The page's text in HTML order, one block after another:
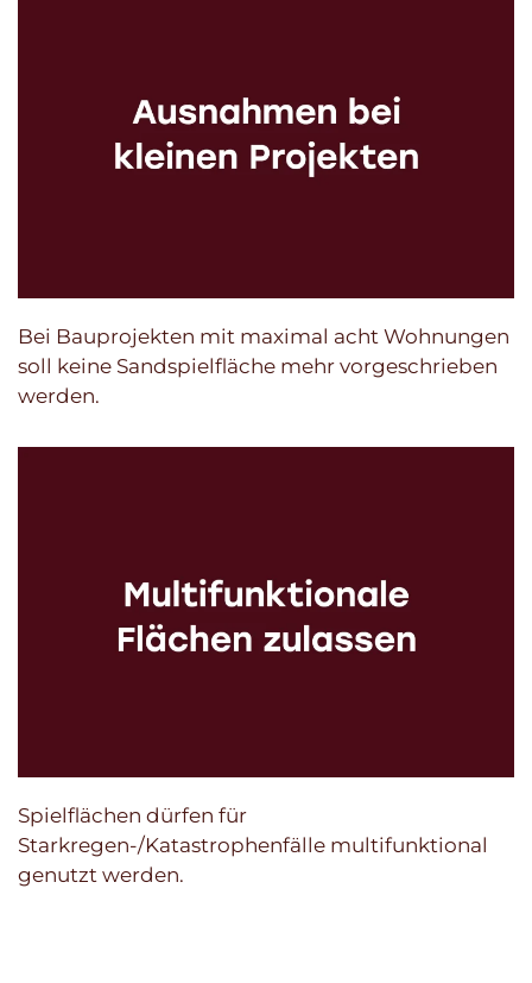
Bei Bauprojekten mit maximal acht Wohnungen
soll keine Sandspielfläche mehr vorgeschrieben
werden.
Spielflächen dürfen für
Starkregen-/Katastrophenfälle multifunktional
genutzt werden.